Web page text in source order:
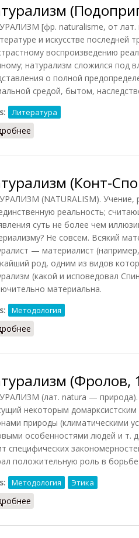
[фр. naturalisme, от
и искусстве последней
воспроизведению
натурализм сложился под
о полной
средой, бытом,
Литература
(Конт-
(NATURALISM).
реальность;
суть не более чем
Не совсем. Всякий
— материалист
род, одним из видов
(какой и исповедовал
материальна.
Методология
(Фролов,
(лат. natura — природа).
некоторым
природы (климатическими
особенностями людей и т.
специфических
положительную роль в
Методология Этика